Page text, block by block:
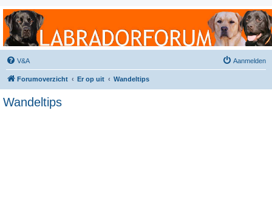
Labradorforum
Het gezelligste Labradorforum van Nederland en België!
V&A Aanmelden
Forumoverzicht Er op uit Wandeltips
Wandeltips